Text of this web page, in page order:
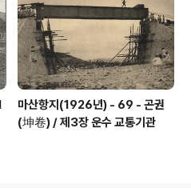
마산항지(1926년) - 69 - 곤권
(坤卷) / 제3장 운수 교통기관